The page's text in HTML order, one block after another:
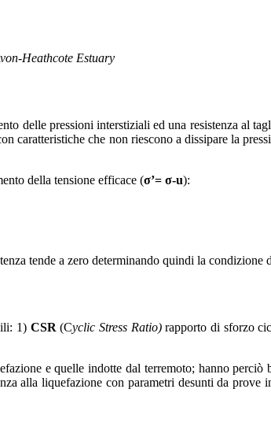
Heathcote Estuary
delle pressioni interstiziali ed una resistenza al
caratteristiche che non riescono a dissipare la
della tensione efficace (σ’= σ-u):
tende a zero determinando quindi la condizione
1) CSR (Cyclic Stress Ratio)rapporto di sforzo
e quelle indotte dal terremoto; hanno perciò
alla liquefazione con parametri desunti da prove